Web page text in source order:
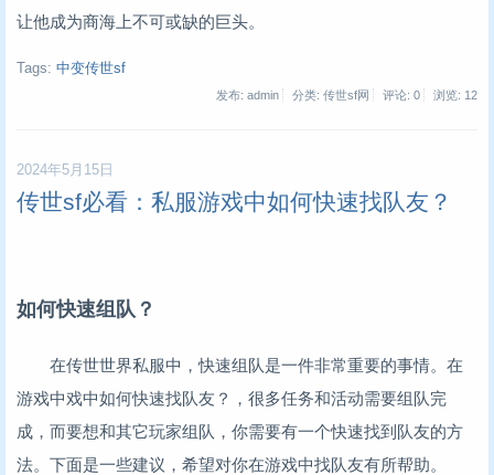
让他成为商海上不可或缺的巨头。
Tags: 中变传世sf
发布: admin 分类: 传世sf网 评论: 0 浏览: 12
2024年5月15日
传世sf必看：私服游戏中如何快速找队友？
如何快速组队？
在传世世界私服中，快速组队是一件非常重要的事情。在
游戏中戏中如何快速找队友？，很多任务和活动需要组队完
成，而要想和其它玩家组队，你需要有一个快速找到队友的方
法。下面是一些建议，希望对你在游戏中找队友有所帮助。